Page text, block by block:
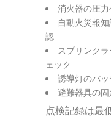
消火器の圧
自動火災報
認
スプリンク
ェック
誘導灯のバ
避難器具の
点検記録は最